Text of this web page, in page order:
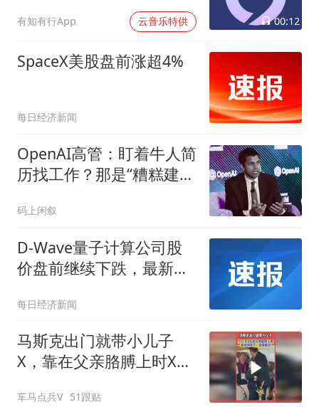
有知有行App 云音乐特供 00:12
SpaceX美股盘前涨超4%
每日经济新闻
OpenAI高管：盯着牛人简
历找工作？那是“糟糕建
码上闲叙
D-Wave量子计算公司股
价盘前继续下跌，最新跌
每日经济新闻
马斯克出门就带小儿子
X，靠在父亲胳膊上时X无
车马点兵V 51跟贴